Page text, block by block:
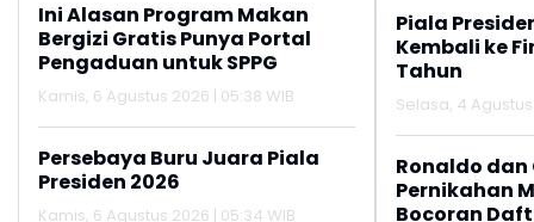
Ini Alasan Program Makan
Bergizi Gratis Punya Portal
Pengaduan untuk SPPG
Kamis, 6 Agustus 2026 | 05:38 WIB
Persebaya Buru Juara Piala
Presiden 2026
Kamis, 6 Agustus 2026 | 05:34 WIB
Piala
Kembali ke
Tahun
Selasa, 4 Agustus
Ronaldo dan
Pernikahan
Bocoran